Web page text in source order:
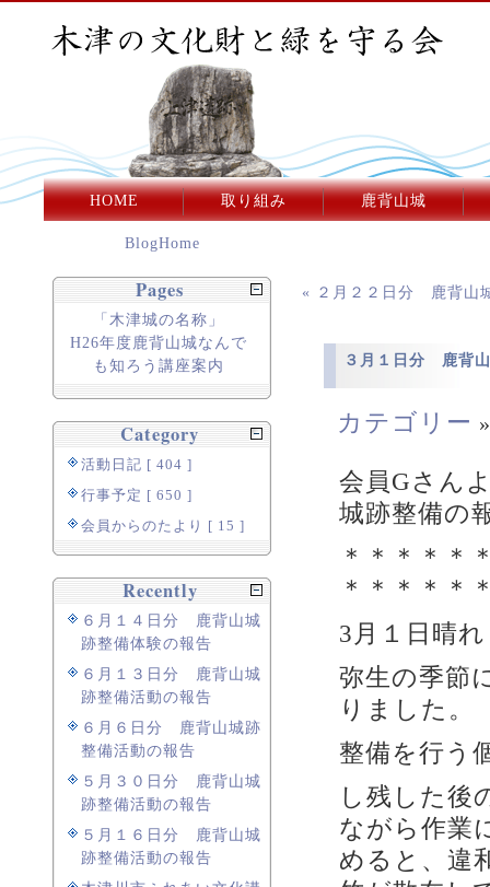
HOME 取り組み 鹿背山城
« ２月２２日分 鹿背山
３月１日分 鹿背
カテゴリー
会員Gさん
城跡整備の
＊＊＊＊＊
＊＊＊＊＊
3月１日晴れ
弥生の季節
りました。
整備を行う
し残した後
ながら作業
めると、違
BlogHome
Pages
「木津城の名称」
H26年度鹿背山城なんで
も知ろう講座案内
Category
活動日記 [ 404 ]
行事予定 [ 650 ]
会員からのたより [ 15 ]
Recently
６月１４日分 鹿背山城
跡整備体験の報告
６月１３日分 鹿背山城
跡整備活動の報告
６月６日分 鹿背山城跡
整備活動の報告
５月３０日分 鹿背山城
跡整備活動の報告
５月１６日分 鹿背山城
跡整備活動の報告